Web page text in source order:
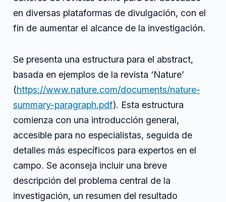
en diversas plataformas de divulgación, con el
fin de aumentar el alcance de la investigación.
Se presenta una estructura para el abstract,
basada en ejemplos de la revista ‘Nature’
(https://www.nature.com/documents/nature-
summary-paragraph.pdf). Esta estructura
comienza con una introducción general,
accesible para no especialistas, seguida de
detalles más específicos para expertos en el
campo. Se aconseja incluir una breve
descripción del problema central de la
investigación, un resumen del resultado